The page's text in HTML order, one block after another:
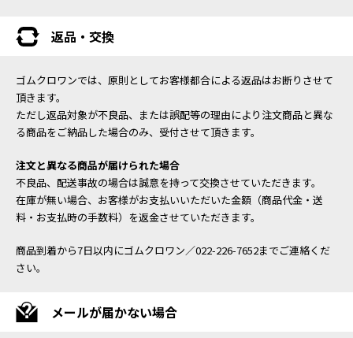
返品・交換
ゴムクロワンでは、原則としてお客様都合による返品はお断りさせて
頂きます。
ただし返品対象が不良品、または誤配等の理由により注文商品と異な
る商品をご納品した場合のみ、受付させて頂きます。
注文と異なる商品が届けられた場合
不良品、配送事故の場合は誠意を持って交換させていただきます。
在庫が無い場合、お客様がお支払いいただいた金額（商品代金・送
料・お支払時の手数料）を返金させていただきます。
商品到着から7日以内にゴムクロワン／022-226-7652までご連絡くだ
さい。
メールが届かない場合